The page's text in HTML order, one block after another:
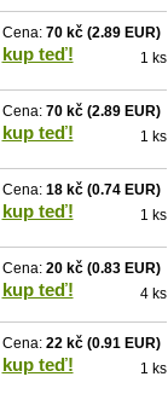
Cena: 70 kč(2.89 EUR)
kup teď! 1 ks
Cena: 70 kč(2.89 EUR)
kup teď! 1 ks
Cena: 18 kč(0.74 EUR)
kup teď! 1 ks
Cena: 20 kč(0.83 EUR)
kup teď! 4 ks
Cena: 22 kč(0.91 EUR)
kup teď! 1 ks